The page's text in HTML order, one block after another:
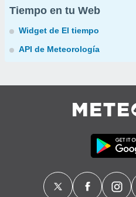
Tiempo en tu Web
Widget de El tiempo
API de Meteorología